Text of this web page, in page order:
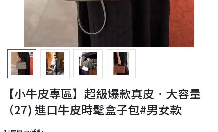
【小牛皮專區】超級爆款真皮．大容量
（27) 進口牛皮時髦盒子包#男女款